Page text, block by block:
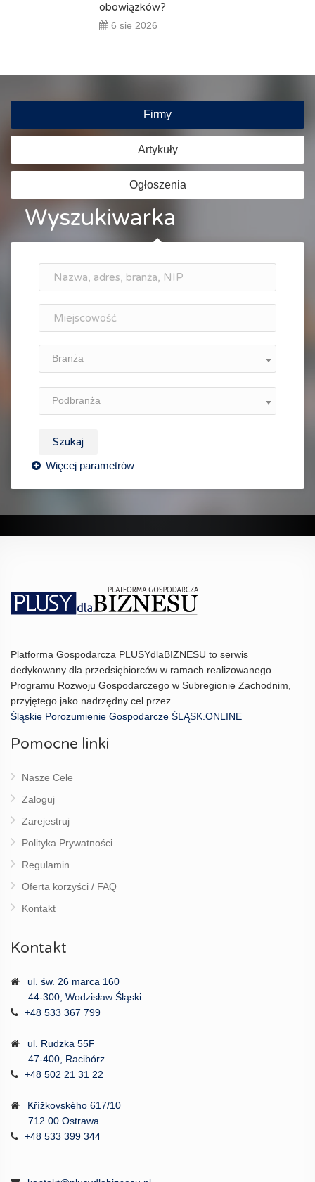
obowiązków?
6 sie 2026
Firmy
Artykuły
Ogłoszenia
Wyszukiwarka
Branża
Podbranża
Szukaj
Platforma Gospodarcza PLUSYdlaBIZNESU to serwis
dedykowany dla przedsiębiorców w ramach realizowanego
Programu Rozwoju Gospodarczego w Subregionie Zachodnim,
przyjętego jako nadrzędny cel przez
Śląskie Porozumienie Gospodarcze ŚLĄSK.ONLINE
Pomocne linki
Nasze Cele
Zaloguj
Zarejestruj
Polityka Prywatności
Regulamin
Oferta korzyści / FAQ
Kontakt
Kontakt
ul. św. 26 marca 160
44-300, Wodzisław Śląski
+48 533 367 799
ul. Rudzka 55F
47-400, Racibórz
+48 502 21 31 22
Křížkovského 617/10
712 00 Ostrawa
+48 533 399 344